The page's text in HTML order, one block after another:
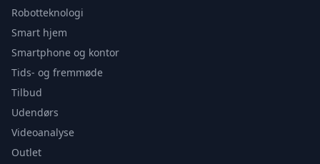
Robotteknologi
Smart hjem
Smartphone og kontor
Tids- og fremmøde
Tilbud
Udendørs
Videoanalyse
Outlet